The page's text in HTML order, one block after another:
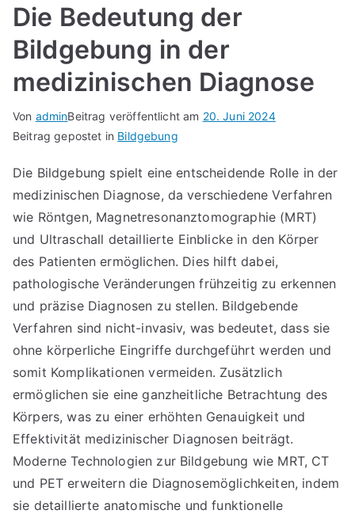
Die Bedeutung der
Bildgebung in der
medizinischen Diagnose
Von adminBeitrag veröffentlicht am 20. Juni 2024
Beitrag gepostet in Bildgebung
Die Bildgebung spielt eine entscheidende Rolle in der
medizinischen Diagnose, da verschiedene Verfahren
wie Röntgen, Magnetresonanztomographie (MRT)
und Ultraschall detaillierte Einblicke in den Körper
des Patienten ermöglichen. Dies hilft dabei,
pathologische Veränderungen frühzeitig zu erkennen
und präzise Diagnosen zu stellen. Bildgebende
Verfahren sind nicht-invasiv, was bedeutet, dass sie
ohne körperliche Eingriffe durchgeführt werden und
somit Komplikationen vermeiden. Zusätzlich
ermöglichen sie eine ganzheitliche Betrachtung des
Körpers, was zu einer erhöhten Genauigkeit und
Effektivität medizinischer Diagnosen beiträgt.
Moderne Technologien zur Bildgebung wie MRT, CT
und PET erweitern die Diagnosemöglichkeiten, indem
sie detaillierte anatomische und funktionelle